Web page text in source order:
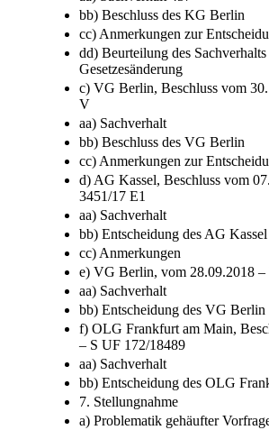
bb) Beschluss des KG Berlin
cc) Anmerkungen zur
dd) Beurteilung des
Gesetzesänderung
c) VG Berlin, Beschluss vom
V
aa) Sachverhalt
bb) Beschluss des VG Berlin
cc) Anmerkungen zur
d) AG Kassel, Beschluss vom
3451/17 E1
aa) Sachverhalt
bb) Entscheidung des AG Kassel
cc) Anmerkungen
e) VG Berlin, vom 28.09.2018
aa) Sachverhalt
bb) Entscheidung des VG Berlin
f) OLG Frankfurt am Main,
– S UF 172/18489
aa) Sachverhalt
bb) Entscheidung des OLG
7. Stellungnahme
a) Problematik gehäufter